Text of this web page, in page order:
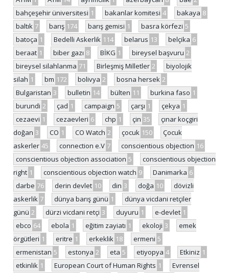
bahçeşehir üniversitesi 1 bakanlar komitesi 4 bakaya 8
baltık 7 barış 174 barış gemisi 1 basra körfezi 5
batoça 1 Bedelli Askerlik 114 belarus 13 belçika 6
beraat 1 biber gazı 8 BİKG 1 bireysel başvuru 2
bireysel silahlanma 71 Birleşmiş Milletler 2
biyolojik
silah 1 bm 172 bolivya 2 bosna hersek 2
Bulgaristan 3 bulletin 14 bülten 11 burkina faso 1
burundi 2 çad 1 campaign 5 çarşı 1 çekya 1
cezaevi 1 cezaevleri 6 chp 1 çin 35
çınar koçgiri
doğan 3 CO 1 CO Watch 2 çocuk 150
Çocuk
askerler 45 connection e.V 7 conscientious objection 16
conscientious objection association 5
conscientious objection
right 1 conscientious objection watch 9 Danimarka 6
darbe 76 derin devlet 10 din 3 doğa 10
dövizli
askerlik 7 dünya barış günü 1
dünya vicdani retçiler
günü 2 dürzi vicdani retçi 3 duyuru 1 e-devlet 1
ebco 64 ebola 1 eğitim zayiatı 1 ekoloji 3
emek
örgütleri 1 eritre 1 erkeklik 18 ermeni 5
ermenistan 5 estonya 2 eta 5 etiyopya 4 Etkiniz 1
etkinlik 1 European Court of Human Rights 1
Evrensel